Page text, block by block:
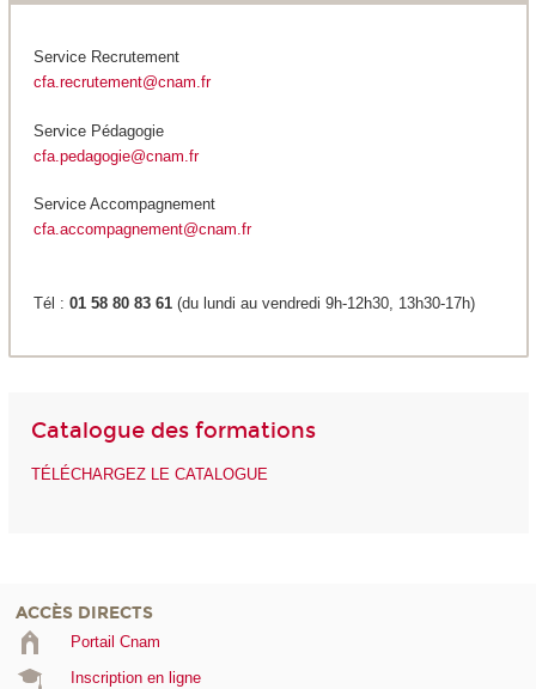
Service Recrutement
cfa.recrutement@cnam.fr
Service Pédagogie
cfa.pedagogie@cnam.fr
Service Accompagnement
cfa.accompagnement@cnam.fr
Tél : 01 58 80 83 61(du lundi au vendredi 9h-12h30, 13h30-17h)
Catalogue des formations
TÉLÉCHARGEZ LE CATALOGUE
ACCÈS DIRECTS
Portail Cnam
Inscription en ligne